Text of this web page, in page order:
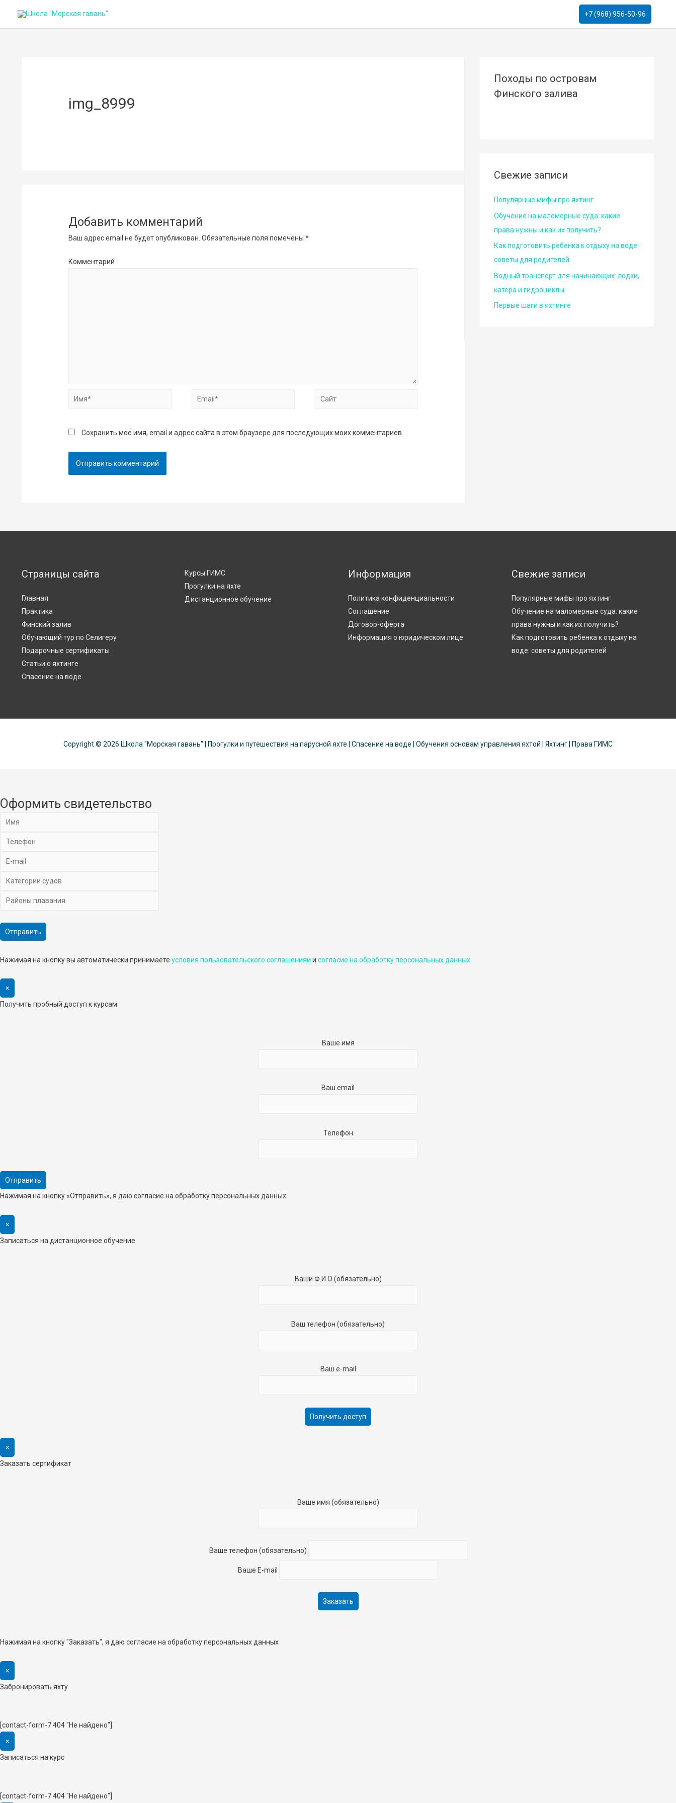
+7 (968) 956-50-96
img_8999
Добавить комментарий
Ваш адрес email не будет опубликован. Обязательные поля помечены *
Комментарий
Имя* Email* Сайт
Сохранить моё имя, email и адрес сайта в этом браузере для последующих моих комментариев.
Походы по островам
Финского залива
Свежие записи
Популярные мифы про яхтинг
Обучение на маломерные суда: какие
права нужны и как их получить?
Как подготовить ребенка к отдыху на воде:
советы для родителей
Водный транспорт для начинающих: лодки,
катера и гидроциклы
Первые шаги в яхтинге
Страницы сайта
Главная
Практика
Финский залив
Обучающий тур по Селигеру
Подарочные сертификаты
Статьи о яхтинге
Спасение на воде
Курсы ГИМС
Прогулки на яхте
Дистанционное обучение
Информация
Политика конфиденциальности
Соглашение
Договор-оферта
Информация о юридическом лице
Свежие записи
Популярные мифы про яхтинг
Обучение на маломерные суда: какие
права нужны и как их получить?
Как подготовить ребенка к отдыху на
воде: советы для родителей
Copyright © 2026 Школа "Морская гавань" | Прогулки и путешествия на парусной яхте | Спасение на воде | Обучения основам управления яхтой | Яхтинг | Права ГИМС
Оформить свидетельство
Нажимая на кнопку вы автоматически принимаете условия пользовательского соглашенияи и cогласие на обработку персональных данных.
×
Получить пробный доступ к курсам
Ваше имя
Ваш email
Телефон
Нажимая на кнопку «Отправить», я даю согласие на обработку персональных данных
×
Записаться на дистанционное обучение
Ваши Ф.И.О (обязательно)
Ваш телефон (обязательно)
Ваш e-mail
×
Заказать сертификат
Ваше имя (обязательно)
Ваше телефон (обязательно)
Ваше E-mail
Нажимая на кнопку "Заказать", я даю согласие на обработку персональных данных
×
Забронировать яхту
[contact-form-7 404 "Не найдено"]
×
Записаться на курс
[contact-form-7 404 "Не найдено"]